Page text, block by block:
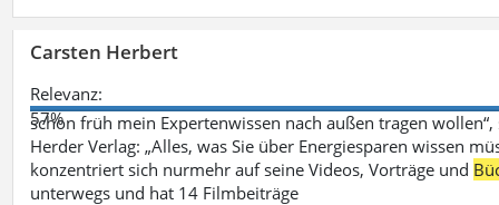
Carsten Herbert
Relevanz:
57%
schon früh mein Expertenwissen nach außen tragen
Herder Verlag: „Alles, was Sie über Energiesparen wissen
konzentriert sich nurmehr auf seine Videos, Vorträge und
unterwegs und hat 14 Filmbeiträge